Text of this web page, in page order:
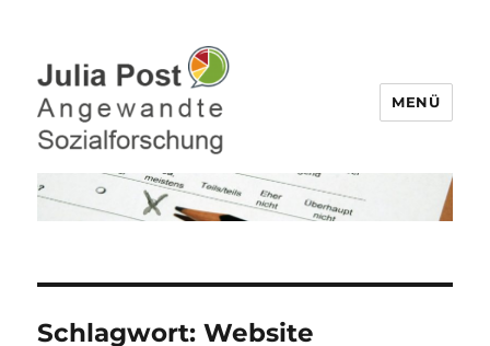
Julia Post – Befragungen,
Datenanalyse
MENÜ
Schlagwort:Website